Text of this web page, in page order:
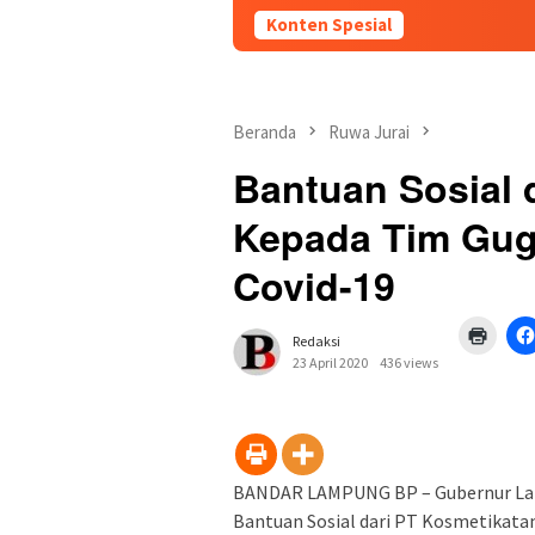
Konten Spesial
Beranda Ruwa Jurai
Bantuan Sosial
Kepada Tim
Covid-19
Redaksi
23 April 2020
436 views
Klik
untuk
BANDAR LAMPUNG BP –
Bantuan Sosial dari PT